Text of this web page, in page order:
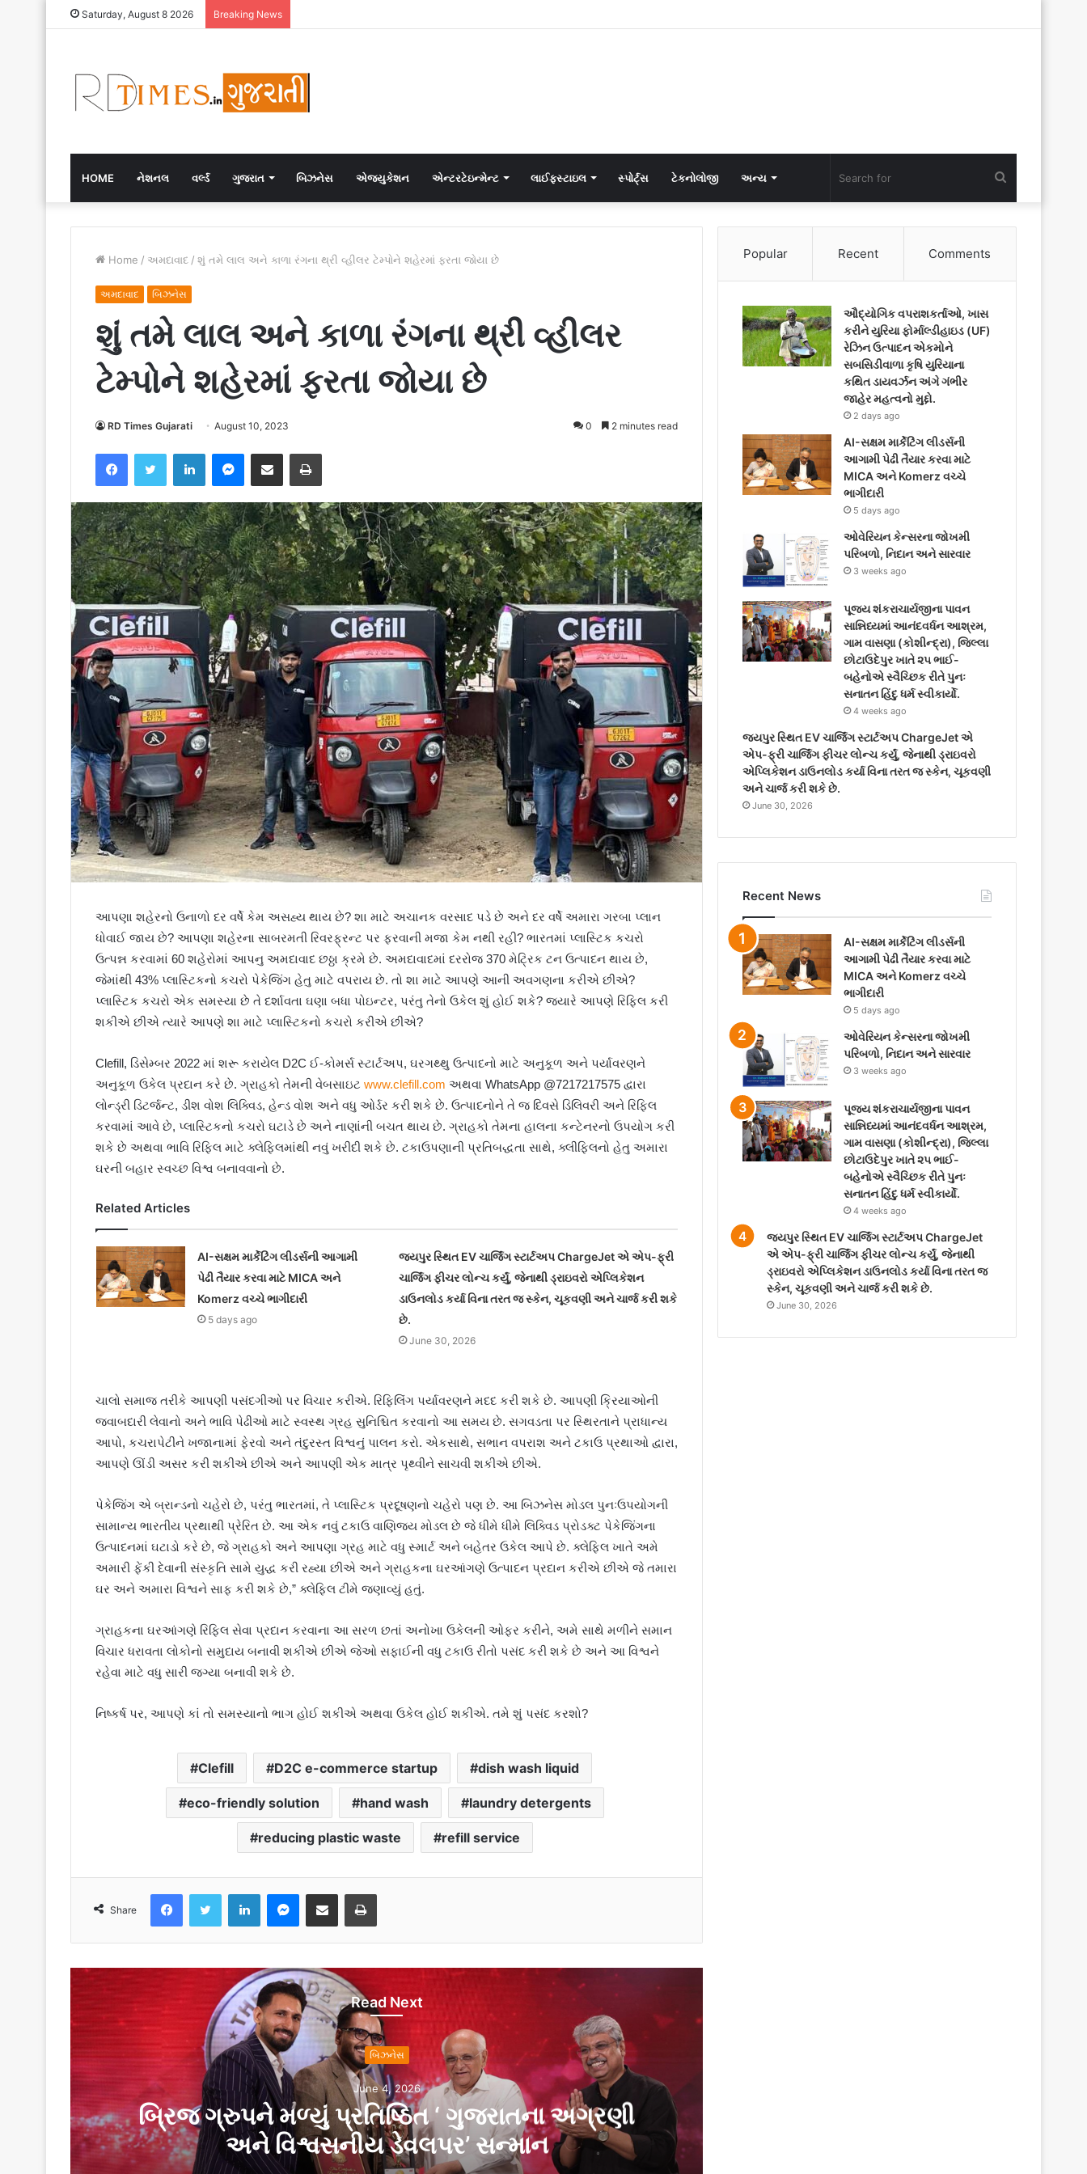
Saturday, August 8 2026 Breaking News
HOME નેશનલ વર્લ્ડ ગુજરાત બિઝનેસ એજ્યુકેશન એન્ટરટેઇન્મેન્ટ લાઈફસ્ટાઇલ સ્પોર્ટ્સ ટેકનોલોજી અન્ય
for
Home / અમદાવાદ / શું તમે લાલ અને કાળા રંગના થ્રી વ્હીલર ટેમ્પોને શહેરમાં ફરતા જોયા છે
અમદાવાદ બિઝનેસ
શું તમે લાલ અને કાળા રંગના થ્રી વ્હીલર
ટેમ્પોને શહેરમાં ફરતા જોયા છે
RD Times Gujarati August 10, 2023 0 2 minutes read
આપણા શહેરનો ઉનાળો દર વર્ષે કેમ અસહ્ય થાય છે? શા માટે અચાનક વરસાદ પડે છે અને દર વર્ષે અમારા ગરબા પ્લાન
ધોવાઈ જાય છે? આપણા શહેરના સાબરમતી રિવરફ્રન્ટ પર ફરવાની મજા કેમ નથી રહી? ભારતમાં પ્લાસ્ટિક કચરો
ઉત્પન્ન કરવામાં 60 શહેરોમાં આપનુ અમદાવાદ છઠ્ઠા ક્રમે છે. અમદાવાદમાં દરરોજ 370 મેટ્રિક ટન ઉત્પાદન થાય છે,
જેમાંથી 43% પ્લાસ્ટિકનો કચરો પેકેજિંગ હેતુ માટે વપરાય છે. તો શા માટે આપણે આની અવગણના કરીએ છીએ?
પ્લાસ્ટિક કચરો એક સમસ્યા છે તે દર્શાવતા ઘણા બધા પોઇન્ટર, પરંતુ તેનો ઉકેલ શું હોઈ શકે? જ્યારે આપણે રિફિલ કરી
શકીએ છીએ ત્યારે આપણે શા માટે પ્લાસ્ટિકનો કચરો કરીએ છીએ?
Clefill, ડિસેમ્બર 2022 માં શરૂ કરાયેલ D2C ઈ-કોમર્સ સ્ટાર્ટઅપ, ઘરગથ્થુ ઉત્પાદનો માટે અનુકૂળ અને પર્યાવરણને
અનુકૂળ ઉકેલ પ્રદાન કરે છે. ગ્રાહકો તેમની વેબસાઇટ www.clefill.com અથવા WhatsApp @7217217575 દ્વારા
લોન્ડ્રી ડિટર્જન્ટ, ડીશ વોશ લિક્વિડ, હેન્ડ વોશ અને વધુ ઓર્ડર કરી શકે છે. ઉત્પાદનોને તે જ દિવસે ડિલિવરી અને રિફિલ
કરવામાં આવે છે, પ્લાસ્ટિકનો કચરો ઘટાડે છે અને નાણાંની બચત થાય છે. ગ્રાહકો તેમના હાલના કન્ટેનરનો ઉપયોગ કરી
શકે છે અથવા ભાવિ રિફિલ માટે ક્લેફિલમાંથી નવું ખરીદી શકે છે. ટકાઉપણાની પ્રતિબદ્ધતા સાથે, ક્લીફિલનો હેતુ અમારા
ઘરની બહાર સ્વચ્છ વિશ્વ બનાવવાનો છે.
Related Articles
AI-સક્ષમ માર્કેટિંગ લીડર્સની આગામી
પેઢી તૈયાર કરવા માટે MICA અને
Komerz વચ્ચે ભાગીદારી
5 days ago
જયપુર સ્થિત EV ચાર્જિંગ સ્ટાર્ટઅપ ChargeJet એ એપ-ફ્રી
ચાર્જિંગ ફીચર લોન્ચ કર્યું, જેનાથી ડ્રાઇવરો એપ્લિકેશન
ડાઉનલોડ કર્યા વિના તરત જ સ્કેન, ચૂકવણી અને ચાર્જ કરી શકે
છે.
June 30, 2026
ચાલો સમાજ તરીકે આપણી પસંદગીઓ પર વિચાર કરીએ. રિફિલિંગ પર્યાવરણને મદદ કરી શકે છે. આપણી ક્રિયાઓની
જવાબદારી લેવાનો અને ભાવિ પેઢીઓ માટે સ્વસ્થ ગ્રહ સુનિશ્ચિત કરવાનો આ સમય છે. સગવડતા પર સ્થિરતાને પ્રાધાન્ય
આપો, કચરાપેટીને ખજાનામાં ફેરવો અને તંદુરસ્ત વિશ્વનું પાલન કરો. એકસાથે, સભાન વપરાશ અને ટકાઉ પ્રથાઓ દ્વારા,
આપણે ઊંડી અસર કરી શકીએ છીએ અને આપણી એક માત્ર પૃથ્વીને સાચવી શકીએ છીએ.
પેકેજિંગ એ બ્રાન્ડનો ચહેરો છે, પરંતુ ભારતમાં, તે પ્લાસ્ટિક પ્રદૂષણનો ચહેરો પણ છે. આ બિઝનેસ મોડલ પુનઃઉપયોગની
સામાન્ય ભારતીય પ્રથાથી પ્રેરિત છે. આ એક નવું ટકાઉ વાણિજ્ય મોડલ છે જે ધીમે ધીમે લિક્વિડ પ્રોડક્ટ પેકેજિંગના
ઉત્પાદનમાં ઘટાડો કરે છે, જે ગ્રાહકો અને આપણા ગ્રહ માટે વધુ સ્માર્ટ અને બહેતર ઉકેલ આપે છે. ક્લેફિલ ખાતે અમે
અમારી ફેંકી દેવાની સંસ્કૃતિ સામે યુદ્ધ કરી રહ્યા છીએ અને ગ્રાહકના ઘરઆંગણે ઉત્પાદન પ્રદાન કરીએ છીએ જે તમારા
ઘર અને અમારા વિશ્વને સાફ કરી શકે છે,” ક્લેફિલ ટીમે જણાવ્યું હતું.
ગ્રાહકના ઘરઆંગણે રિફિલ સેવા પ્રદાન કરવાના આ સરળ છતાં અનોખા ઉકેલની ઓફર કરીને, અમે સાથે મળીને સમાન
વિચાર ધરાવતા લોકોનો સમુદાય બનાવી શકીએ છીએ જેઓ સફાઈની વધુ ટકાઉ રીતો પસંદ કરી શકે છે અને આ વિશ્વને
રહેવા માટે વધુ સારી જગ્યા બનાવી શકે છે.
નિષ્કર્ષ પર, આપણે કાં તો સમસ્યાનો ભાગ હોઈ શકીએ અથવા ઉકેલ હોઈ શકીએ. તમે શું પસંદ કરશો?
Clefill D2C e-commerce startup dish wash liquid
eco-friendly solution hand wash laundry detergents
reducing plastic waste refill service
Share
Read Next
બિઝનેસ
June 4, 2026
બ્રિજ ગ્રુપને મળ્યું પ્રતિષ્ઠિત ‘ ગુજરાતના અગ્રણી
અને વિશ્વસનીય ડેવલપર’ સન્માન
Popular Recent Comments
ઔદ્યોગિક વપરાશકર્તાઓ, ખાસ
કરીને યુરિયા ફોર્માલ્ડીહાઇડ (UF)
રેઝિન ઉત્પાદન એકમોને
સબસિડીવાળા કૃષિ યુરિયાના
કથિત ડાયવર્ઝન અંગે ગંભીર
જાહેર મહત્વનો મુદ્દો.
2 days ago
AI-સક્ષમ માર્કેટિંગ લીડર્સની
આગામી પેઢી તૈયાર કરવા માટે
MICA અને Komerz વચ્ચે
ભાગીદારી
5 days ago
ઓવેરિયન કેન્સરના જોખમી
પરિબળો, નિદાન અને સારવાર
3 weeks ago
પૂજ્ય શંકરાચાર્યજીના પાવન
સાન્નિધ્યમાં આનંદવર્ધન આશ્રમ,
ગામ વાસણા (કોશીન્દ્રા), જિલ્લા
છોટાઉદેપુર ખાતે ૨૫ ભાઈ-
બહેનોએ સ્વૈચ્છિક રીતે પુનઃ
સનાતન હિંદુ ધર્મ સ્વીકાર્યો.
4 weeks ago
જયપુર સ્થિત EV ચાર્જિંગ સ્ટાર્ટઅપ ChargeJet એ
એપ-ફ્રી ચાર્જિંગ ફીચર લોન્ચ કર્યું, જેનાથી ડ્રાઇવરો
એપ્લિકેશન ડાઉનલોડ કર્યા વિના તરત જ સ્કેન, ચૂકવણી
અને ચાર્જ કરી શકે છે.
June 30, 2026
Recent News
AI-સક્ષમ માર્કેટિંગ લીડર્સની
આગામી પેઢી તૈયાર કરવા માટે
MICA અને Komerz વચ્ચે
ભાગીદારી
5 days ago
ઓવેરિયન કેન્સરના જોખમી
પરિબળો, નિદાન અને સારવાર
3 weeks ago
પૂજ્ય શંકરાચાર્યજીના પાવન
સાન્નિધ્યમાં આનંદવર્ધન આશ્રમ,
ગામ વાસણા (કોશીન્દ્રા), જિલ્લા
છોટાઉદેપુર ખાતે ૨૫ ભાઈ-
બહેનોએ સ્વૈચ્છિક રીતે પુનઃ
સનાતન હિંદુ ધર્મ સ્વીકાર્યો.
4 weeks ago
જયપુર સ્થિત EV ચાર્જિંગ સ્ટાર્ટઅપ ChargeJet
એ એપ-ફ્રી ચાર્જિંગ ફીચર લોન્ચ કર્યું, જેનાથી
ડ્રાઇવરો એપ્લિકેશન ડાઉનલોડ કર્યા વિના તરત જ
સ્કેન, ચૂકવણી અને ચાર્જ કરી શકે છે.
June 30, 2026